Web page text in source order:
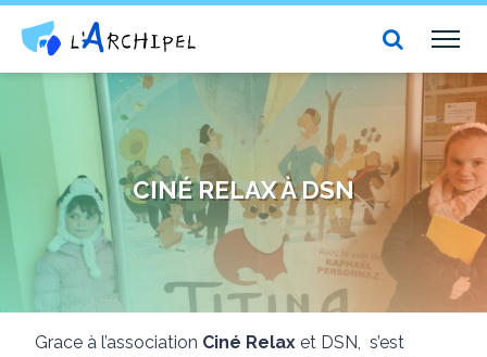
Centre social et culturel l'Archipel
CINÉ RELAX À DSN
Grace à l’association Ciné Relax et DSN, s’est